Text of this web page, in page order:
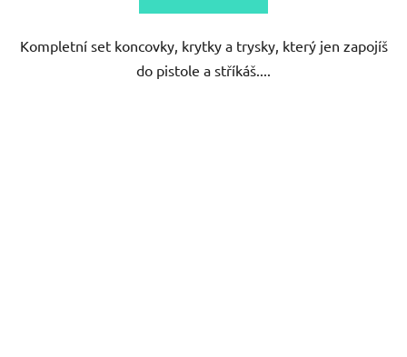
Kompletní set koncovky, krytky a trysky, který jen zapojíš
do pistole a stříkáš....